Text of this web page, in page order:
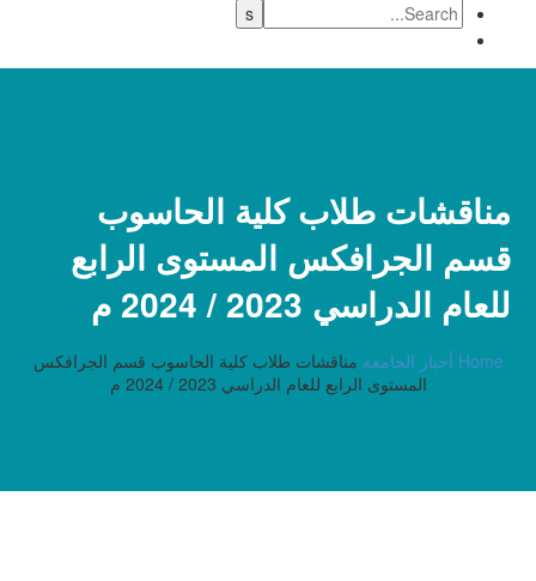
مناقشات طلاب كلية الحاسوب
قسم الجرافكس المستوى الرابع
للعام الدراسي 2023 / 2024 م
Home أخبار الجامعة مناقشات طلاب كلية الحاسوب قسم الجرافكس
المستوى الرابع للعام الدراسي 2023 / 2024 م